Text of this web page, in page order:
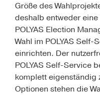
Größe des
deshalb entweder
POLYAS Election
Wahl im POLYAS
einrichten. Der
POLYAS Self-Service
komplett eigenständig
Optionen stehen die